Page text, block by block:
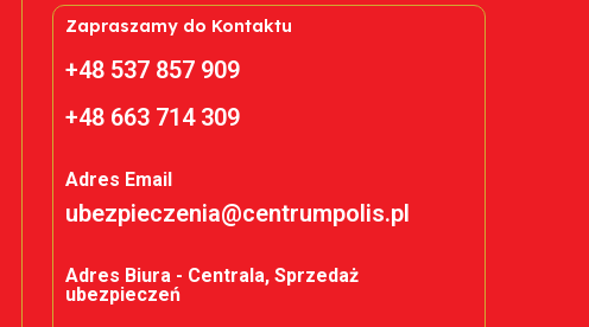
Zapraszamy do Kontaktu
+48 537 857 909
+48 663 714 309
Adres Email
ubezpieczenia@centrumpolis.pl
Adres Biura - Centrala, Sprzedaż
ubezpieczeń